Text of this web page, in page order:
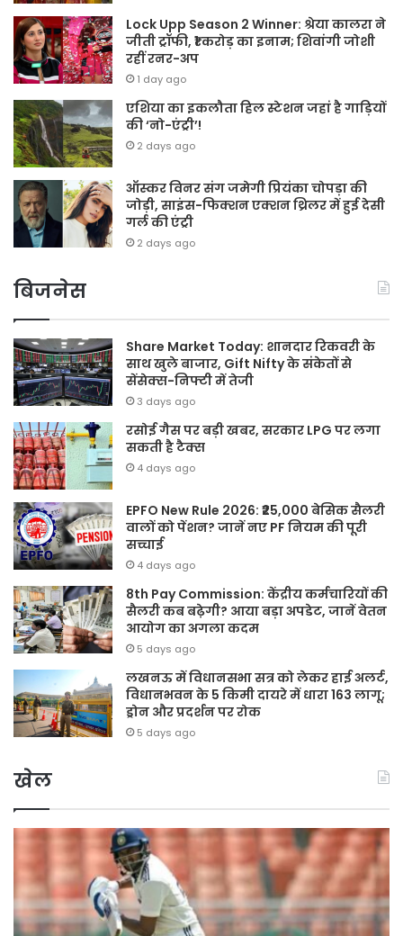
Lock Upp Season 2 Winner: श्रेया कालरा ने
जीती ट्रॉफी, ₹1 करोड़ का इनाम; शिवांगी जोशी
रहीं रनर-अप
1 day ago
एशिया का इकलौता हिल स्टेशन जहां है गाड़ियों
की ‘नो-एंट्री’!
2 days ago
ऑस्कर विनर संग जमेगी प्रियंका चोपड़ा की
जोड़ी, साइंस-फिक्शन एक्शन थ्रिलर में हुई देसी
गर्ल की एंट्री
2 days ago
बिजनेस
Share Market Today: शानदार रिकवरी के
साथ खुले बाजार, Gift Nifty के संकेतों से
सेंसेक्स-निफ्टी में तेजी
3 days ago
रसोई गैस पर बड़ी खबर, सरकार LPG पर लगा
सकती है टैक्स
4 days ago
EPFO New Rule 2026: ₹25,000 बेसिक सैलरी
वालों को पेंशन? जानें नए PF नियम की पूरी
सच्चाई
4 days ago
8th Pay Commission: केंद्रीय कर्मचारियों की
सैलरी कब बढ़ेगी? आया बड़ा अपडेट, जानें वेतन
आयोग का अगला कदम
5 days ago
लखनऊ में विधानसभा सत्र को लेकर हाई अलर्ट,
विधानभवन के 5 किमी दायरे में धारा 163 लागू;
ड्रोन और प्रदर्शन पर रोक
5 days ago
खेल